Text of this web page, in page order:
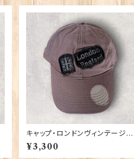
キャップ・ロンドンヴィンテージ
00196
¥3,300